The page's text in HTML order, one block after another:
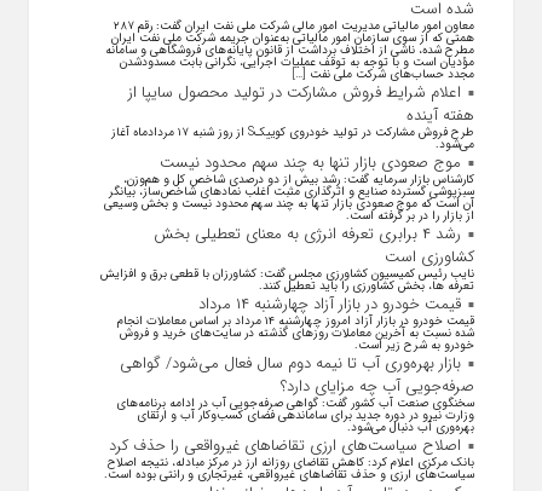
شده است
معاون امور مالیاتی مدیریت امور مالی شرکت ملی نفت ایران گفت: رقم ۲۸۷
همتی که از سوی سازمان امور مالیاتی به‌عنوان جریمه شرکت ملی نفت ایران
مطرح شده، ناشی از اختلاف برداشت از قانون پایانه‌های فروشگاهی و سامانه
مؤدیان است و با توجه به توقف عملیات اجرایی، نگرانی بابت مسدودشدن
مجدد حساب‌های شرکت ملی نفت […]
اعلام شرایط فروش مشارکت در تولید محصول سایپا از
هفته آینده
طرح فروش مشارکت در تولید خودروی کوییکS از روز شنبه ۱۷ مردادماه آغاز
می‌شود.
موج صعودی بازار تنها به چند سهم محدود نیست
کارشناس بازار سرمایه گفت: رشد بیش از دو درصدی شاخص کل و هم‌وزن،
سبزپوشی گسترده صنایع و اثرگذاری مثبت اغلب نماد‌های شاخص‌ساز، بیانگر
آن است که موج صعودی بازار تنها به چند سهم محدود نیست و بخش وسیعی
از بازار را در بر گرفته است.
رشد ۴ برابری تعرفه انرژی به معنای تعطیلی بخش
کشاورزی است
نایب رئیس کمیسیون کشاورزی مجلس گفت: کشاورزان با قطعی برق و افزایش
تعرفه ها، بخش کشاورزی را باید تعطیل کنند.
قیمت خودرو در بازار آزاد چهارشنبه ۱۴ مرداد
قیمت خودرو در بازار آزاد امروز چهارشنبه ۱۴ مرداد بر اساس معاملات انجام
شده نسبت به آخرین معاملات روز‌های گذشته در سایت‌های خرید و فروش
خودرو به شرح زیر است.
بازار بهره‌وری آب تا نیمه دوم سال فعال می‌شود/ گواهی
صرفه‌جویی آب چه مزایای دارد؟
سخنگوی صنعت آب کشور گفت: گواهی صرفه‌جویی آب در ادامه برنامه‌های
وزارت نیرو در دوره جدید برای ساماندهی فضای کسب‌وکار آب و ارتقای
بهره‌وری آب دنبال می‌شود.
اصلاح سیاست‌های ارزی تقاضاهای غیرواقعی را حذف کرد
بانک مرکزی اعلام کرد: کاهش تقاضای روزانه ارز در مرکز مبادله، نتیجه اصلاح
سیاست‌های ارزی و حذف تقاضا‌های غیرواقعی، غیرتجاری و رانتی بوده است.